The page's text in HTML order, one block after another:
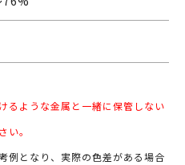
るような金属と一緒に保管しない
い。
例となり、実際の色差がある場合